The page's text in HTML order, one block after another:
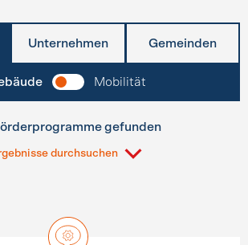
Unternehmen Gemeinden
Mobilität
gefunden
durchsuchen